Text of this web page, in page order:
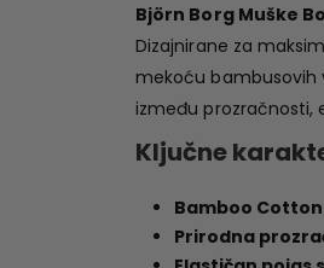
Björn Borg Muške
Dizajnirane za
mekoću bambusovih
između prozračnosti,
Ključne
Bamboo
Prirodna